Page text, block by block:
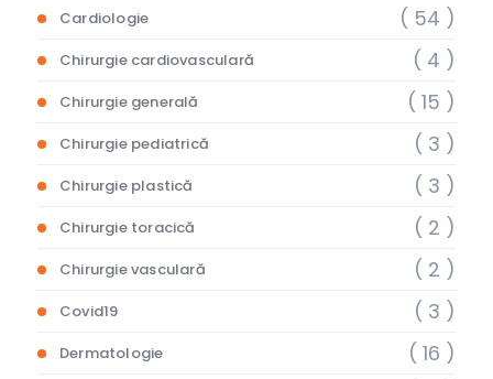
Cardiologie ( 54 )
Chirurgie cardiovasculară ( 4 )
Chirurgie generală ( 15 )
Chirurgie pediatrică ( 3 )
Chirurgie plastică ( 3 )
Chirurgie toracică ( 2 )
Chirurgie vasculară ( 2 )
Covid19 ( 3 )
Dermatologie ( 16 )